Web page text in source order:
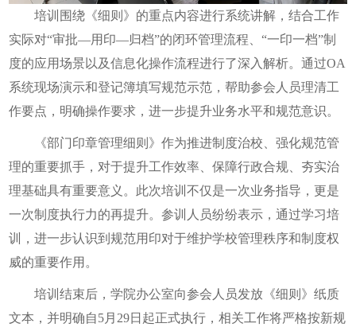
培训围绕《细则》的重点内容进行系统讲解，结合工作
实际对“审批—用印—归档”的闭环管理流程、“一印一档”制
度的应用场景以及信息化操作流程进行了深入解析。通过OA
系统现场演示和登记簿填写规范示范，帮助参会人员理清工
作要点，明确操作要求，进一步提升业务水平和规范意识。
《部门印章管理细则》作为推进制度治校、强化规范管
理的重要抓手，对于提升工作效率、保障行政合规、夯实治
理基础具有重要意义。此次培训不仅是一次业务指导，更是
一次制度执行力的再提升。参训人员纷纷表示，通过学习培
训，进一步认识到规范用印对于维护学校管理秩序和制度权
威的重要作用。
培训结束后，学院办公室向参会人员发放《细则》纸质
文本，并明确自5月29日起正式执行，相关工作将严格按新规